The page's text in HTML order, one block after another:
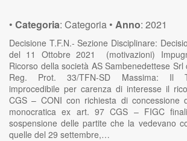
• Categoria: Categoria • Anno: 2021
Decisione T.F.N.- Sezione Disciplinare:
del 11 Ottobre 2021 (motivazioni)
Ricorso della società AS Sambenedettese
Reg. Prot. 33/TFN-SD Massima: Il
improcedibile per carenza di interesse il
CGS – CONI con richiesta di concessione
monocratica ex art. 97 CGS – FIGC
sospensione delle partite che la vedevano
quelle del 29 settembre,…